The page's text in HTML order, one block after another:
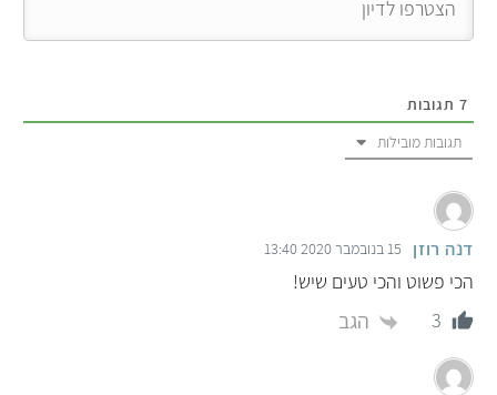
7 תגובות
תגובות מובילות
דנה רוזן 15 בנובמבר 2020 13:40
הכי פשוט והכי טעים שיש!
3
הגב